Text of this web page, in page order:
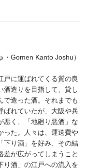
Gomen Kanto Joshu）
戸に運ばれてくる質の良
酒造りを目指して、貸し
で造った酒。それまでも
ばれていたが、大阪や兵
悪く、「地廻り悪酒」な
った。人々は、運送費や
下り酒」を好み、その結
差が広がってしまうこと
り酒」の江戸への流入を